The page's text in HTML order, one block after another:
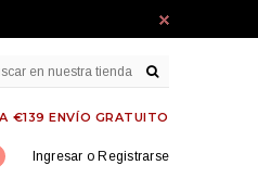
€139 ENVÍO GRATUITO
Ingresar o Registrarse